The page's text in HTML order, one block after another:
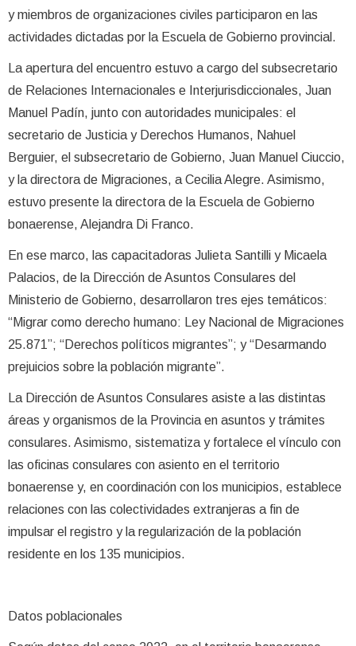
y miembros de organizaciones civiles participaron en las
actividades dictadas por la Escuela de Gobierno provincial.
La apertura del encuentro estuvo a cargo del subsecretario
de Relaciones Internacionales e Interjurisdiccionales, Juan
Manuel Padín, junto con autoridades municipales: el
secretario de Justicia y Derechos Humanos, Nahuel
Berguier, el subsecretario de Gobierno, Juan Manuel Ciuccio,
y la directora de Migraciones, a Cecilia Alegre. Asimismo,
estuvo presente la directora de la Escuela de Gobierno
bonaerense, Alejandra Di Franco.
En ese marco, las capacitadoras Julieta Santilli y Micaela
Palacios, de la Dirección de Asuntos Consulares del
Ministerio de Gobierno, desarrollaron tres ejes temáticos:
“Migrar como derecho humano: Ley Nacional de Migraciones
25.871”; “Derechos políticos migrantes”; y “Desarmando
prejuicios sobre la población migrante”.
La Dirección de Asuntos Consulares asiste a las distintas
áreas y organismos de la Provincia en asuntos y trámites
consulares. Asimismo, sistematiza y fortalece el vínculo con
las oficinas consulares con asiento en el territorio
bonaerense y, en coordinación con los municipios, establece
relaciones con las colectividades extranjeras a fin de
impulsar el registro y la regularización de la población
residente en los 135 municipios.
Datos poblacionales